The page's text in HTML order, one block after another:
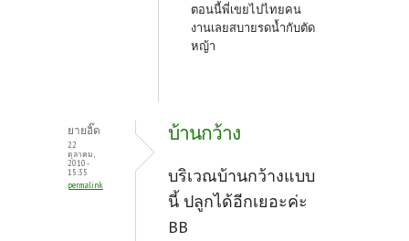
ตอนนี้พี่เขยไปไทยคน
งานเลยสบายรดน้ำกับตัด
หญ้า
ยายอิ๊ด
22
ตุลาคม,
2010 -
15:35
permalink
บ้านกว้าง
บริเวณบ้านกว้างแบบ
นี้ ปลูกได้อีกเยอะค่ะ
BB